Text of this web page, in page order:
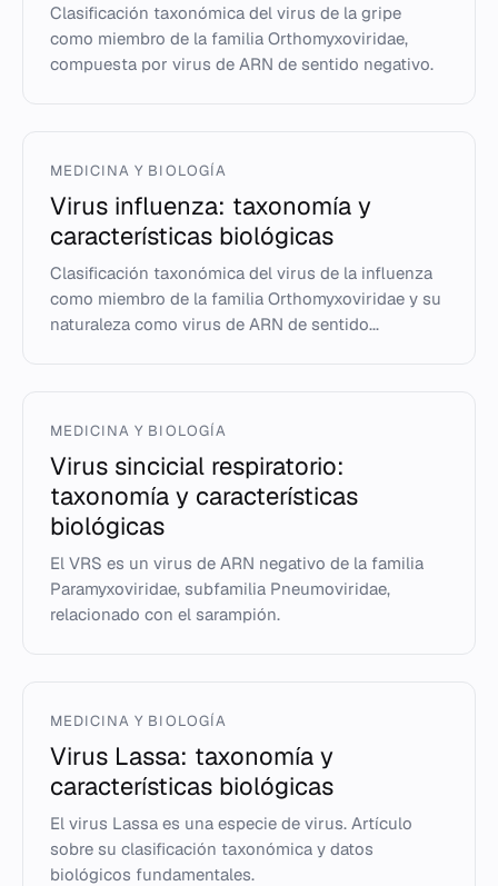
Clasificación taxonómica del virus de la gripe
como miembro de la familia Orthomyxoviridae,
compuesta por virus de ARN de sentido negativo.
MEDICINA Y BIOLOGÍA
Virus influenza: taxonomía y
características biológicas
Clasificación taxonómica del virus de la influenza
como miembro de la familia Orthomyxoviridae y su
naturaleza como virus de ARN de sentido...
MEDICINA Y BIOLOGÍA
Virus sincicial respiratorio:
taxonomía y características
biológicas
El VRS es un virus de ARN negativo de la familia
Paramyxoviridae, subfamilia Pneumoviridae,
relacionado con el sarampión.
MEDICINA Y BIOLOGÍA
Virus Lassa: taxonomía y
características biológicas
El virus Lassa es una especie de virus. Artículo
sobre su clasificación taxonómica y datos
biológicos fundamentales.